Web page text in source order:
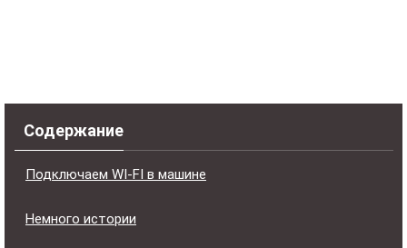
Содержание
Подключаем WI-FI в машине
Немного истории